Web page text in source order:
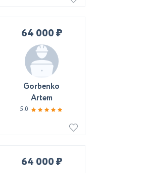
64 000 ₽
Gorbenko
Artem
5.0
64 000 ₽